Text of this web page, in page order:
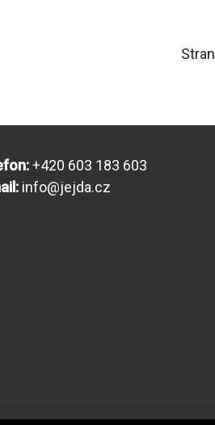
+420 603 183 603
info@jejda.cz